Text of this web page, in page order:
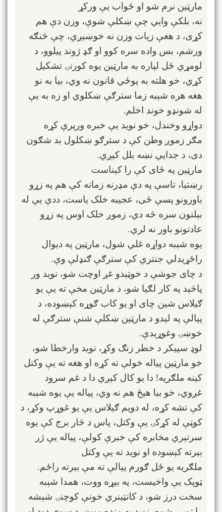
مارټین نرم شو او ځواب یې ورکړ
نه، بلکې وايي چې ښکلې شوې، وزن دې هم
کړی، د هغې زیات وزن نه خوښېږي، چې څنګه
ورشم، بس واده سره کوو او ګډ ژوند پیلوو، د
لومړي ځل لپاره به مارټین یوه کورنۍ تشکیل
کړي، خو هلته به پوځي قانون نه وي، بیا به نو
هغه هره شېبه زما سترګې ښکلوي او زه به يې
له شونډو خوند اخلم.
دواړو وخندل، خو نوید یې خبره ورپرې کړه
مګر زموږ وطن کې د سترګو ښکلول بد شګون
دی، د جدايي نښه بلل کېږي.
مارټین په ځای کې را کېناست
رښتیا، تاسې په دې مډرنه زمانه کې هم په زړو
باورونو پسې ځی، عجیبه خلک یاست، ددې یې له
بېلتون سره څه دي، زموږ خلک اوس په زړو
عادتونو باور نه لري.
یوه شېبه دواړه غلي شول، مارټین په دېوال
راځړېدلي جنتري کې سترګې ګنډلې وې.
د چای جوشې د خوټېدو غږ اوچت شو، نوید ور
پاڅېد په کار لګیا شو، د مارټین مخې ته یې یو
ګیلاس شین چای او یو کاب ګوړه کېښوده، د
پیالې په لیدو د مارټین ښکلې شنې سترګې له
خوښۍ وغوړېدې.
لوډ سپیکر د خطر زنګ وکړ، نوید وارخطا شو،
خو مارټین پیاله خولې ته کړه او هغه ته یې وکتل
کېنه ملګریه! دا یو کال کېږي دا د غم سرود
غږوي، خو بیا هېڅ هم نه وي، پیاله یې یوه شېبه
کې تشه کړه، له دویم ګیلاس یې یو غوړپ وکړ، د
کوټې له کړکۍ يې وکتل، پاس د څار برج کې یوه
سرتېري مخابره کې خبرې کولې، پیاله یې ژر
بېرته کېښوده او نوید ته یې وکتل
ملګریه یو ځل ګورم پیالې ته مې بېرته راځم.
ټوپک یې واخیست، په بېړه ووت، همدا شېبه
سخت درز شو، د کانټینري خونې کوچنۍ شېشه